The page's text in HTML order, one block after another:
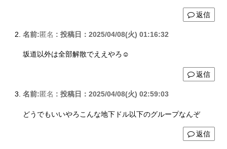
返信
名前:匿名 : 投稿日：2025/04/08(火) 01:16:32
坂道以外は全部解散でええやろ☺️
返信
名前:匿名 : 投稿日：2025/04/08(火) 02:59:03
どうでもいいやろこんな地下ドル以下のグループなんぞ
返信